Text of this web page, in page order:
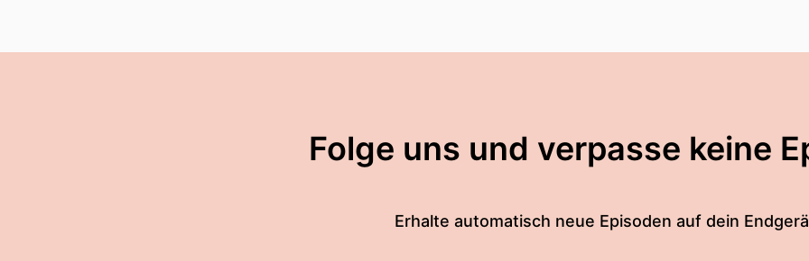
Folge uns und verpasse keine
Erhalte automatisch neue Episoden auf dein